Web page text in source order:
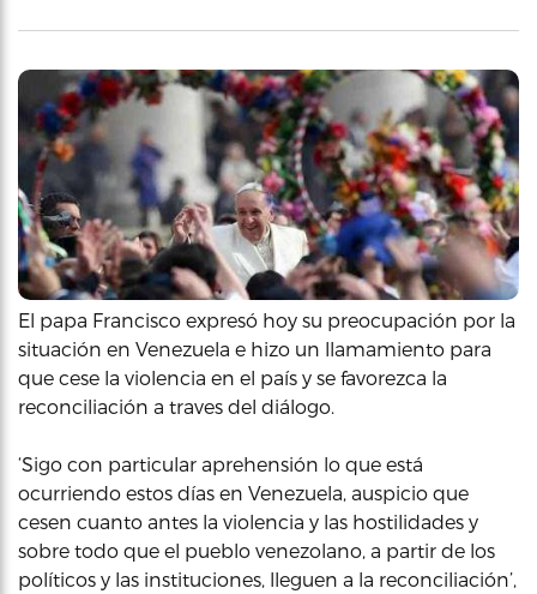
El papa Francisco expresó hoy su preocupación por la
situación en Venezuela e hizo un llamamiento para
que cese la violencia en el país y se favorezca la
reconciliación a traves del diálogo.
‘Sigo con particular aprehensión lo que está
ocurriendo estos días en Venezuela, auspicio que
cesen cuanto antes la violencia y las hostilidades y
sobre todo que el pueblo venezolano, a partir de los
políticos y las instituciones, lleguen a la reconciliación’,